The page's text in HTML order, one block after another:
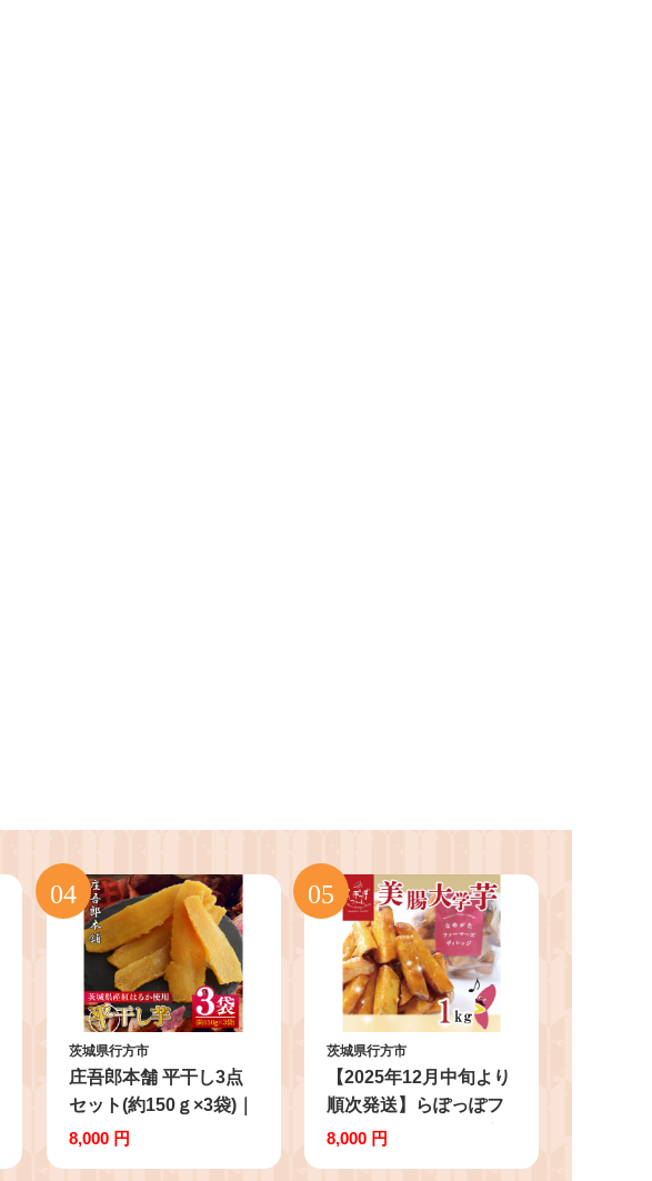
茨城県行方市
庄吾郎本舗 平干し3点
セット(約150ｇ×3袋)｜
干し芋 平干し芋 ほしい
8,000 円
茨城県行方市
【2025年12月中旬より
順次発送】らぽっぽフ
ァーム【工場直送】美
8,000 円